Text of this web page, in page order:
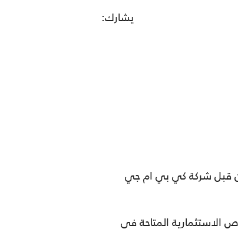
يشارك:
في الكويت: دليل الفرص الاستثمارية في دولة الكويت” بتاريخ 29 يوليو 2013 من قبل شركة كي بي ام جي
الاستثمارية المتاحة في